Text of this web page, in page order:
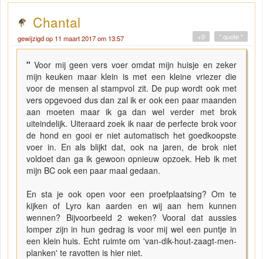
Chantal
gewijzigd op 11 maart 2017 om 13:57 " quote "
+0
"Voor mij geen vers voer omdat mijn huisje en zeker
mijn keuken maar klein is met een kleine vriezer die
voor de mensen al stampvol zit. De pup wordt ook met
vers opgevoed dus dan zal ik er ook een paar maanden
aan moeten maar ik ga dan wel verder met brok
uiteindelijk. Uiteraard zoek ik naar de perfecte brok voor
de hond en gooi er niet automatisch het goedkoopste
voer in. En als blijkt dat, ook na jaren, de brok niet
voldoet dan ga ik gewoon opnieuw opzoek. Heb ik met
mijn BC ook een paar maal gedaan.
En sta je ook open voor een proefplaatsing? Om te
kijken of Lyro kan aarden en wij aan hem kunnen
wennen? Bijvoorbeeld 2 weken? Vooral dat aussies
lomper zijn in hun gedrag is voor mij wel een puntje in
een klein huis. Echt ruimte om 'van-dik-hout-zaagt-men-
planken' te ravotten is hier niet.